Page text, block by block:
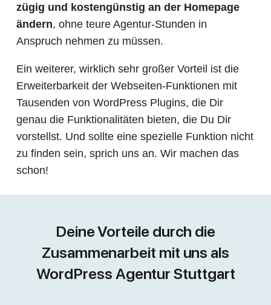
zügig und kostengünstig an der Homepage
ändern, ohne teure Agentur-Stunden in
Anspruch nehmen zu müssen.
Ein weiterer, wirklich sehr großer Vorteil ist die
Erweiterbarkeit der Webseiten-Funktionen mit
Tausenden von WordPress Plugins, die Dir
genau die Funktionalitäten bieten, die Du Dir
vorstellst. Und sollte eine spezielle Funktion nicht
zu finden sein, sprich uns an. Wir machen das
schon!
Deine Vorteile durch die
Zusammenarbeit mit uns als
WordPress Agentur Stuttgart